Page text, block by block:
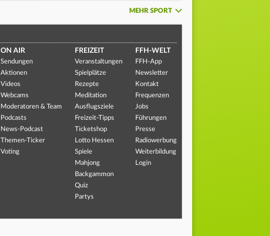
MEHR SPORT
ON AIR
Sendungen
Aktionen
Videos
Webcams
Moderatoren & Team
Podcasts
News-Podcast
Themen-Ticker
Voting
FREIZEIT
Veranstaltungen
Spielplätze
Rezepte
Meditation
Ausflugsziele
Freizeit-Tipps
Ticketshop
Lotto Hessen
Spiele
Mahjong
Backgammon
Quiz
Partys
FFH-WELT
FFH-App
Newsletter
Kontakt
Frequenzen
Jobs
Führungen
Presse
Radiowerbung
Weiterbildung
Login